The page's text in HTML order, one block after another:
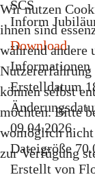
Inform
Download
Informationen
Erstelldatum
09.04.2026
Dateigröße
Erstellt von
Wir nutzen
ihnen sind
während andere
können selbst
möchten. Bitte
womöglich
zur Verfügung